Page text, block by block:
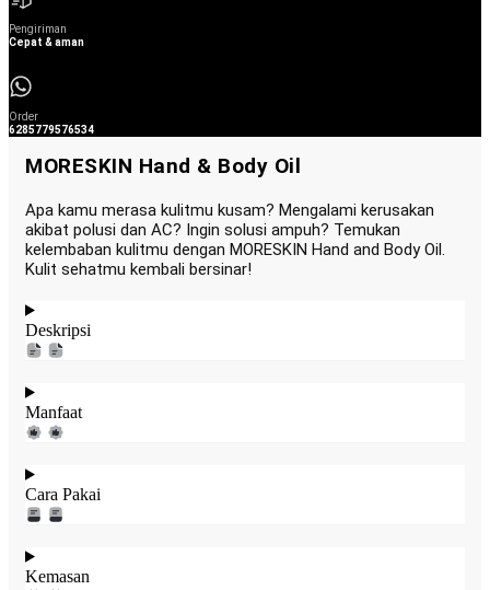
Pengiriman
Cepat & aman
Order
6285779576534
MORESKIN Hand & Body Oil
Apa kamu merasa kulitmu kusam? Mengalami kerusakan
akibat polusi dan AC? Ingin solusi ampuh? Temukan
kelembaban kulitmu dengan MORESKIN Hand and Body Oil.
Kulit sehatmu kembali bersinar!
Deskripsi
Manfaat
Cara Pakai
Kemasan